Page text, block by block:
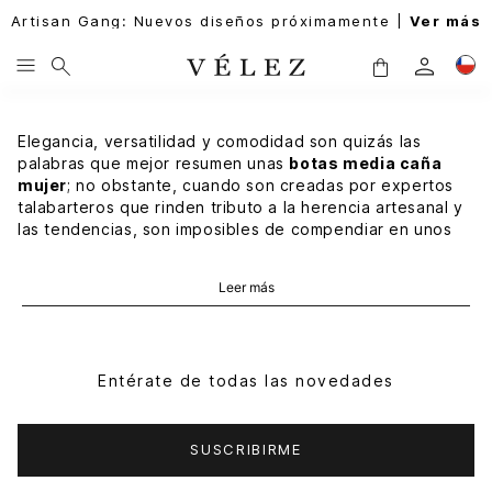
Artisan Gang: Nuevos diseños próximamente | Ver más
Elegancia, versatilidad y comodidad son quizás las
palabras que mejor resumen unas botas media caña
mujer; no obstante, cuando son creadas por expertos
talabarteros que rinden tributo a la herencia artesanal y
las tendencias, son imposibles de compendiar en unos
destreza en los detalles, les otorgan un lugar inamovible
cuero por supuesto, pues su textura profunda y natural,
estatus de must have. Luego está el estilo, una suma de
siluetas clásicas con detalles finos como bordados,
Leer más
Entérate de todas las novedades
SUSCRIBIRME